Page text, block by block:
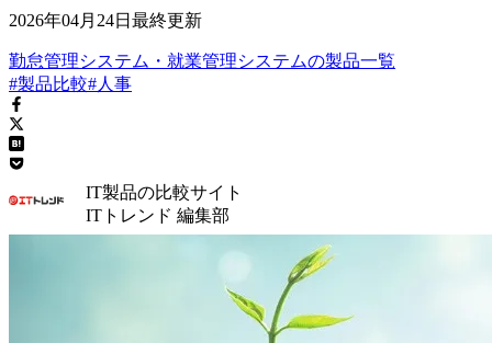
2026年04月24日 最終更新
勤怠管理システム・就業管理システムの製品一覧
#製品比較#人事
IT製品の比較サイト
ITトレンド 編集部